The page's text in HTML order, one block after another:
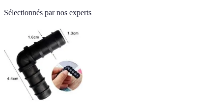
Sélectionnés par nos experts